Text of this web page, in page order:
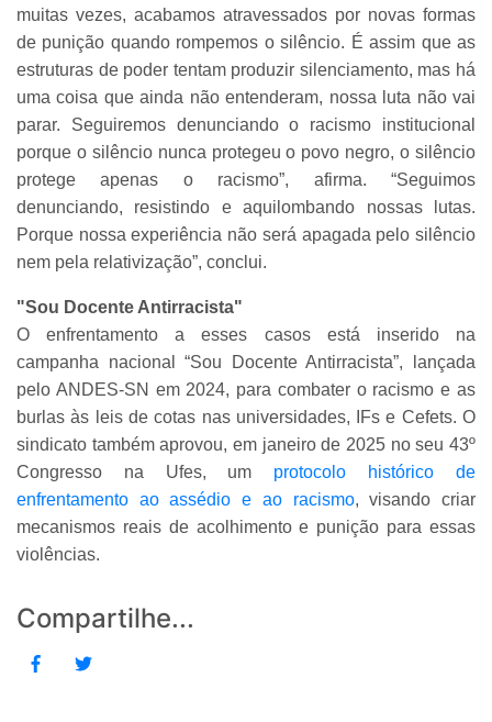
muitas vezes, acabamos atravessados por novas formas
de punição quando rompemos o silêncio. É assim que as
estruturas de poder tentam produzir silenciamento, mas há
uma coisa que ainda não entenderam, nossa luta não vai
parar. Seguiremos denunciando o racismo institucional
porque o silêncio nunca protegeu o povo negro, o silêncio
protege apenas o racismo”, afirma. “Seguimos
denunciando, resistindo e aquilombando nossas lutas.
Porque nossa experiência não será apagada pelo silêncio
nem pela relativização”, conclui.
"Sou Docente Antirracista"
O enfrentamento a esses casos está inserido na
campanha nacional “Sou Docente Antirracista”, lançada
pelo ANDES-SN em 2024, para combater o racismo e as
burlas às leis de cotas nas universidades, IFs e Cefets. O
sindicato também aprovou, em janeiro de 2025 no seu 43º
Congresso na Ufes, um protocolo histórico de
enfrentamento ao assédio e ao racismo, visando criar
mecanismos reais de acolhimento e punição para essas
violências.
Compartilhe...